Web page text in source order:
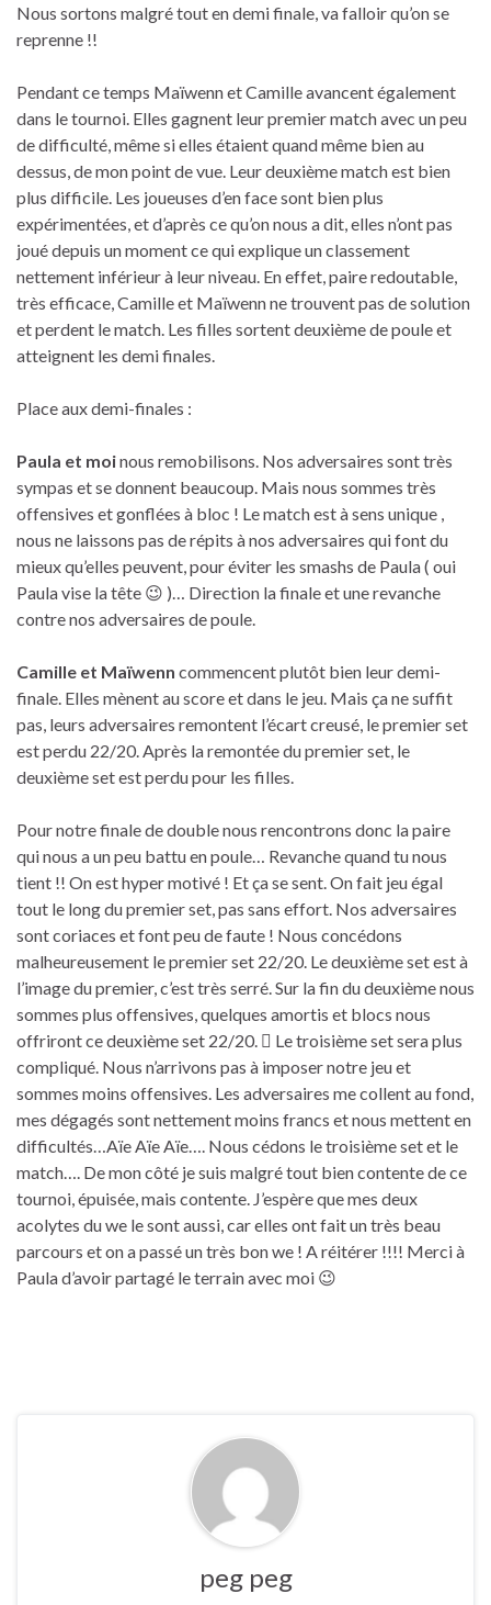
Nous sortons malgré tout en demi finale, va falloir qu’on se
reprenne !!
Pendant ce temps Maïwenn et Camille avancent également
dans le tournoi. Elles gagnent leur premier match avec un peu
de difficulté, même si elles étaient quand même bien au
dessus, de mon point de vue. Leur deuxième match est bien
plus difficile. Les joueuses d’en face sont bien plus
expérimentées, et d’après ce qu’on nous a dit, elles n’ont pas
joué depuis un moment ce qui explique un classement
nettement inférieur à leur niveau. En effet, paire redoutable,
très efficace, Camille et Maïwenn ne trouvent pas de solution
et perdent le match. Les filles sortent deuxième de poule et
atteignent les demi finales.
Place aux demi-finales :
Paula et moinous remobilisons. Nos adversaires sont très
sympas et se donnent beaucoup. Mais nous sommes très
offensives et gonflées à bloc ! Le match est à sens unique ,
nous ne laissons pas de répits à nos adversaires qui font du
mieux qu’elles peuvent, pour éviter les smashs de Paula ( oui
Paula vise la tête 😉 )… Direction la finale et une revanche
contre nos adversaires de poule.
Camille et Maïwenn commencent plutôt bien leur demi-
finale. Elles mènent au score et dans le jeu. Mais ça ne suffit
pas, leurs adversaires remontent l’écart creusé, le premier set
est perdu 22/20. Après la remontée du premier set, le
deuxième set est perdu pour les filles.
Pour notre finale de double nous rencontrons donc la paire
qui nous a un peu battu en poule… Revanche quand tu nous
tient !! On est hyper motivé ! Et ça se sent. On fait jeu égal
tout le long du premier set, pas sans effort. Nos adversaires
sont coriaces et font peu de faute ! Nous concédons
malheureusement le premier set 22/20. Le deuxième set est à
l’image du premier, c’est très serré. Sur la fin du deuxième nous
sommes plus offensives, quelques amortis et blocs nous
offriront ce deuxième set 22/20.  Le troisième set sera plus
compliqué. Nous n’arrivons pas à imposer notre jeu et
sommes moins offensives. Les adversaires me collent au fond,
mes dégagés sont nettement moins francs et nous mettent en
difficultés…Aïe Aïe Aïe…. Nous cédons le troisième set et le
match…. De mon côté je suis malgré tout bien contente de ce
tournoi, épuisée, mais contente. J’espère que mes deux
acolytes du we le sont aussi, car elles ont fait un très beau
parcours et on a passé un très bon we ! A réitérer !!!! Merci à
Paula d’avoir partagé le terrain avec moi 😉
peg peg